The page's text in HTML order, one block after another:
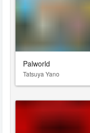
Palworld
Tatsuya Yano